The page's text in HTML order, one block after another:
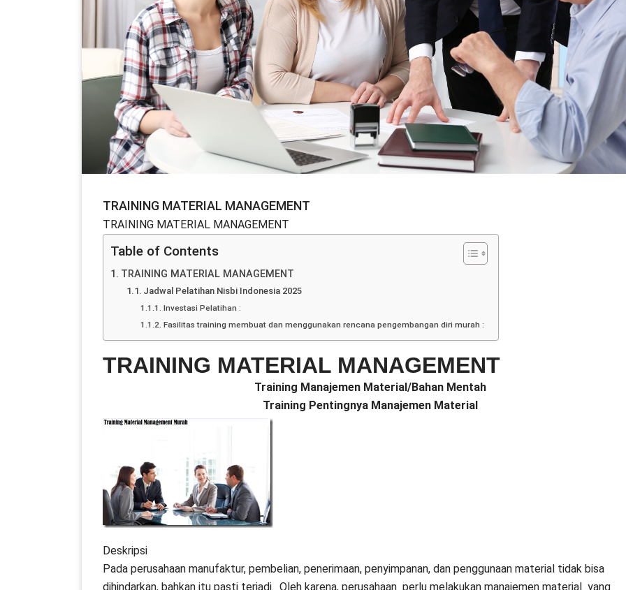
TRAINING MATERIAL MANAGEMENT
TRAINING MATERIAL MANAGEMENT
Table of Contents
TRAINING MATERIAL MANAGEMENT
Jadwal Pelatihan Nisbi Indonesia 2025
Investasi Pelatihan :
Fasilitas training membuat dan menggunakan rencana pengembangan diri murah :
TRAINING MATERIAL MANAGEMENT
Training Manajemen Material/Bahan Mentah
Training Pentingnya Manajemen Material
Deskripsi
Pada perusahaan manufaktur, pembelian, penerimaan, penyimpanan, dan penggunaan material tidak bisa
dihindarkan, bahkan itu pasti terjadi. Oleh karena, perusahaan perlu melakukan manajemen material yang